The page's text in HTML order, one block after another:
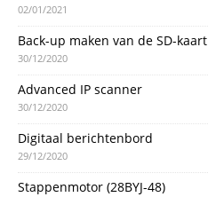
02/01/2021
Back-up maken van de SD-kaart
30/12/2020
Advanced IP scanner
30/12/2020
Digitaal berichtenbord
29/12/2020
Stappenmotor (28BYJ-48)